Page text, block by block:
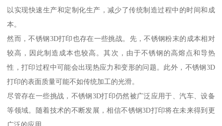
以实现快速生产和定制化生产，减少了传统制造过程中的时间和成
本。
然而，不锈钢3D打印也存在一些挑战。先，不锈钢粉末的成本相对
较高，因此制造成本也较高。其次，由于不锈钢的高熔点和导热
性，打印过程中可能会出现热应力和变形的问题。此外，不锈钢3D
打印的表面质量可能不如传统加工的光滑。
尽管存在一些挑战，不锈钢3D打印仍然被广泛应用于、汽车、设备
等领域。随着技术的不断发展，相信不锈钢3D打印将在未来得到更
广泛的应用。